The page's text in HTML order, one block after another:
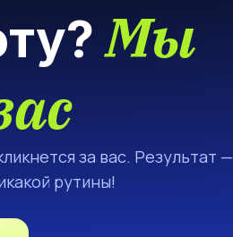
Мы
за вас. Результат —
рутины!